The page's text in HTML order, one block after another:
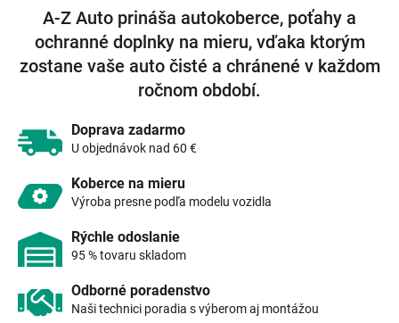
á
d
a
c
i
e
v
A-Z Auto prináša autokoberce, poťahy a
ochranné doplnky na mieru, vďaka ktorým
zostane vaše auto čisté a chránené v každom
ročnom období.
Doprava zadarmo
U objednávok nad 60 €
Koberce na mieru
Výroba presne podľa modelu vozidla
Rýchle odoslanie
95 % tovaru skladom
Odborné poradenstvo
Naši technici poradia s výberom aj montážou